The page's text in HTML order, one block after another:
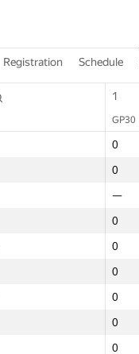
Registration Schedule
1
GP30
0
0
—
0
0
0
0
0
0